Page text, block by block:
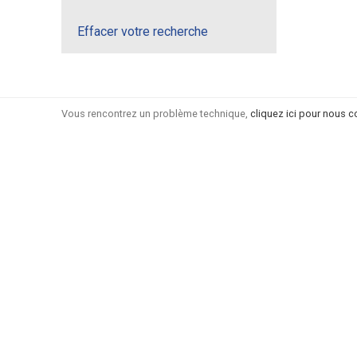
Effacer votre recherche
Vous rencontrez un problème technique, cliquez ici pour nous